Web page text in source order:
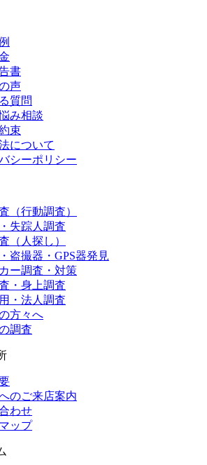
書
声
質問
み相談
束
について
シーポリシー
（行動調査）
失踪人調査
（人探し）
盗撮器・GPS器発見
ー調査・対策
・身上調査
・法人調査
方々へ
調査
のご来店案内
わせ
ップ